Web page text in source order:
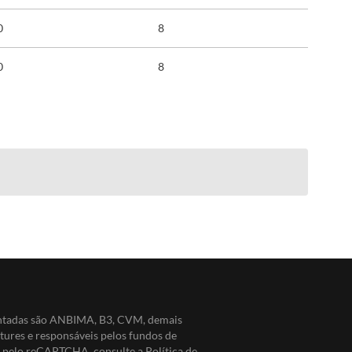
8
8
são ANBIMA, B3, CVM, demais
e responsáveis pelos fundos de